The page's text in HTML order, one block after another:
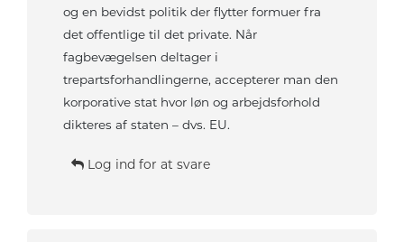
og en bevidst politik der flytter formuer fra
det offentlige til det private. Når
fagbevægelsen deltager i
trepartsforhandlingerne, accepterer man den
korporative stat hvor løn og arbejdsforhold
dikteres af staten – dvs. EU.
Log ind for at svare